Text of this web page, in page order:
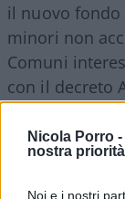
Nicola Porro -
nostra priorità
Noi e i nostri
il nuovo fondo
minori non
Comuni
con il decreto
da 100 a 500
scalando a